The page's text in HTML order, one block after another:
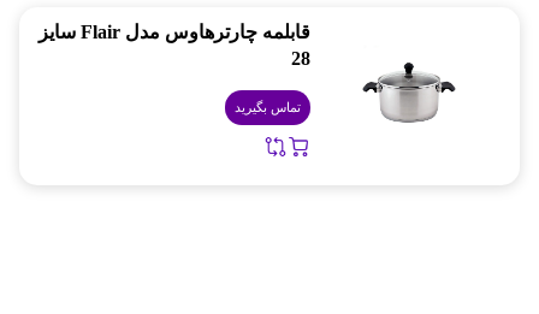
قابلمه چارترهاوس مدل Flair سایز
28
تماس بگیرید